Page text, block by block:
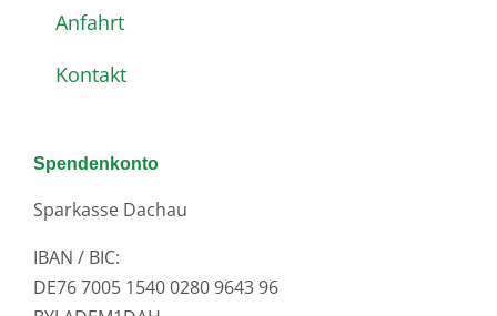
Anfahrt
Kontakt
Spendenkonto
Sparkasse Dachau
IBAN / BIC:
DE76 7005 1540 0280 9643 96